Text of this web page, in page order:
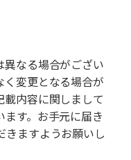
なる場合がござい
変更となる場合が
載内容に関しまして
ます。お手元に届き
きますようお願いし